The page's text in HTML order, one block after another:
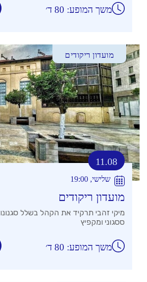
משך המופע: 80 ד׳
מועדון ריקודים
11.08
שלישי, 19:00
מועדון ריקודים
מיקי זהבי תרקיד את הקהל בשלל
ססגוני ומקפיץ
משך המופע: 80 ד׳